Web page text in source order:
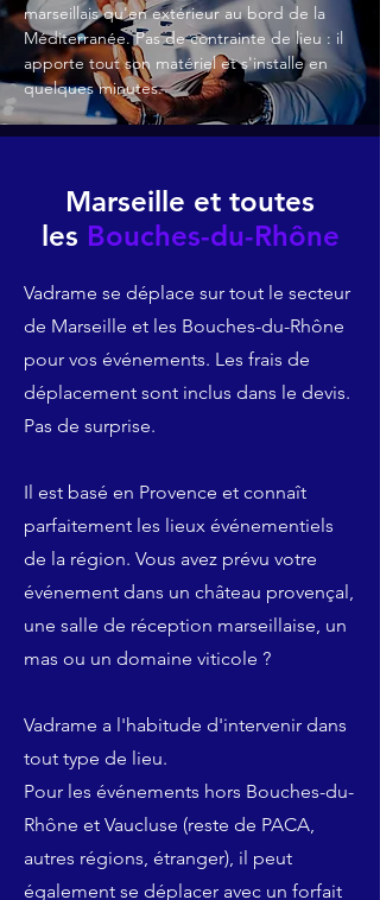
marseillais qu'en extérieur au bord de la
Méditerranée. Pas de contrainte de lieu : il
apporte tout son matériel et s'installe en
quelques minutes.
Marseille et toutes
les Bouches-du-Rhône
Vadrame se déplace sur tout le secteur
de Marseille et les Bouches-du-Rhône
pour vos événements. Les frais de
déplacement sont inclus dans le devis.
Pas de surprise.
Il est basé en Provence et connaît
parfaitement les lieux événementiels
de la région. Vous avez prévu votre
événement dans un château provençal,
une salle de réception marseillaise, un
mas ou un domaine viticole ?
Vadrame a l'habitude d'intervenir dans
tout type de lieu.
Pour les événements hors Bouches-du-
Rhône et Vaucluse (reste de PACA,
autres régions, étranger), il peut
également se déplacer avec un forfait